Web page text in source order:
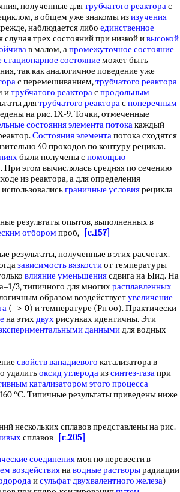
полученные длятрубчатого реакторас
в общем уже знакомы изизучения
наблюдается либо единственное
случая трех состояний при низкой ивысокой
в малом, апромежуточное состояние
стационарное состояние может быть
так как аналогичное поведение уже
с перемешиванием,трубчатого реактора
итрубчатого реактораспродольным
длятрубчатого реактораспоперечным
на рис. 1Х-9. Точки, отмеченные
состоянияэлемента потокакаждый
Состояния элементапотока сходятся
40 проходов по контуру рецикла.
были получены спомощью
При этом вычислялась средняя по сечению
из реактора, а для определения
граничные условиярецикла
результаты опытов, выполненных в
отбором проб,
[c.157]
полученные в этих расчетах.
зависимость вязкостиот температуры
влияние уменьшениясдвига на Ыид. На
3, типичного для многихрасплавленных
образом воздействуетувеличение
( ->-0) и температуре (Рп оо). Практически
на этихдвухрисунках идентичны. Эти
даннымидля водных
свойств ванадиевого катализатора в
удалитьоксид углеродаизсинтез-газапри
катализатором этого процесса
°С. Типичные результаты приведены ниже
сплавов представлены на рис.
сплавов
[c.205]
соединениямоя но перевести в
воздействиянаводные растворырадиации
исульфат двухвалентного железа)